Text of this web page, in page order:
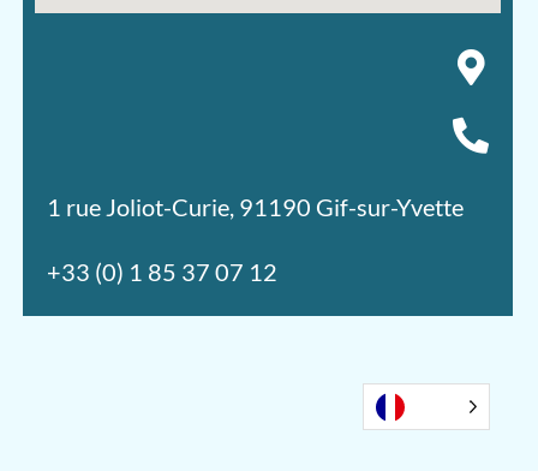
1 rue Joliot-Curie, 91190 Gif-sur-Yvette
+33 (0) 1 85 37 07 12